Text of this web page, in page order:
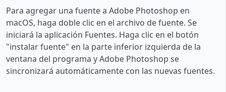
Para agregar una fuente a Adobe Photoshop en
macOS, haga doble clic en el archivo de fuente. Se
iniciará la aplicación Fuentes. Haga clic en el botón
"instalar fuente" en la parte inferior izquierda de la
ventana del programa y Adobe Photoshop se
sincronizará automáticamente con las nuevas fuentes.